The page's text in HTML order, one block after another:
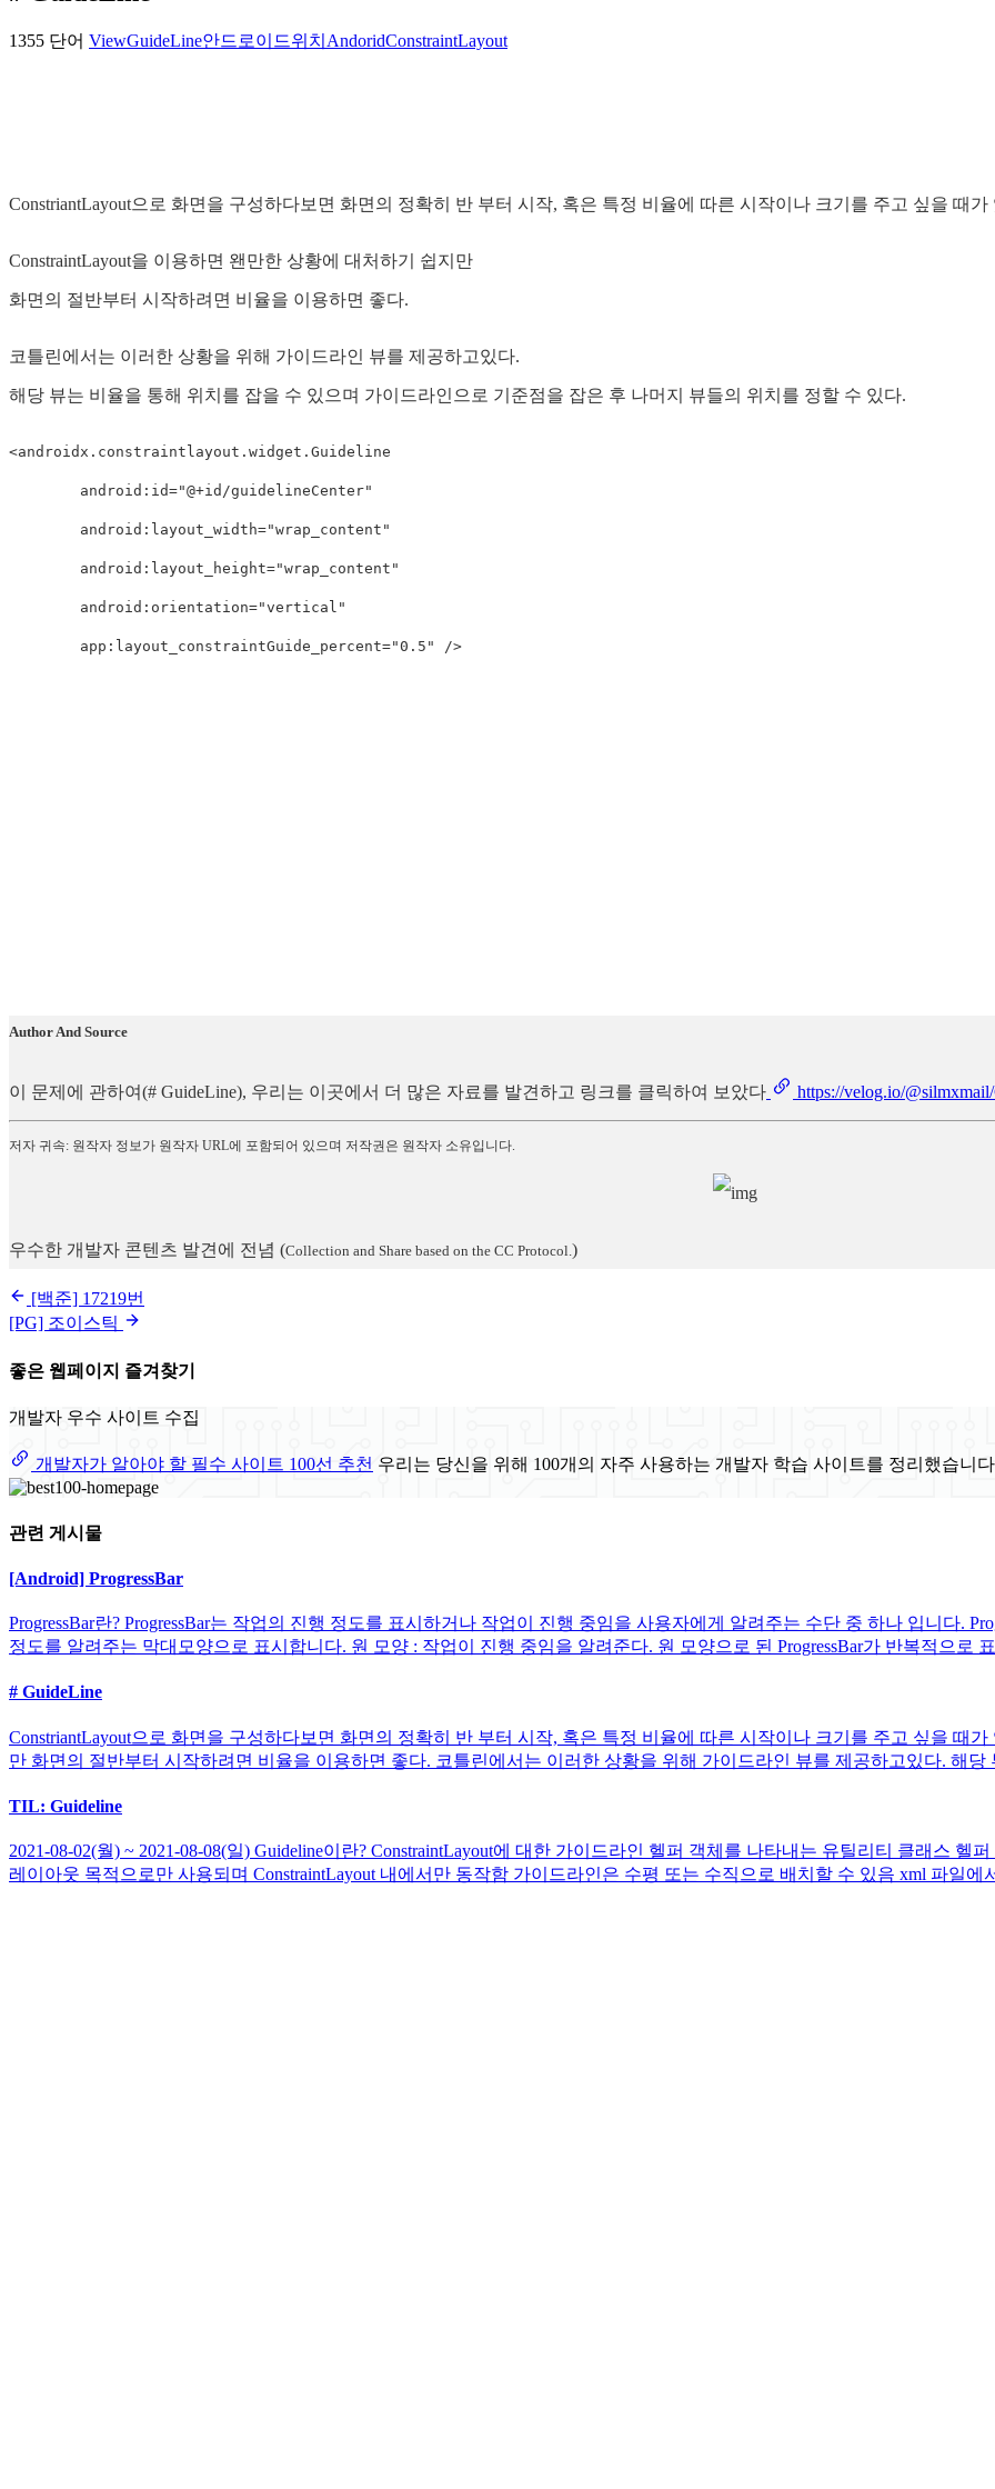
1355 단어 ViewGuideLine안드로이드위치 AndoridConstraintLayout
ConstriantLayout으로 화면을 구성하다보면 화면의 정확히 반 부터 시작, 혹은 특정 비율에 따른 시작이나 크기를 주고 싶을 때가
ConstraintLayout을 이용하면 왠만한 상황에 대처하기 쉽지만
화면의 절반부터 시작하려면 비율을 이용하면 좋다.
코틀린에서는 이러한 상황을 위해 가이드라인 뷰를 제공하고있다.
해당 뷰는 비율을 통해 위치를 잡을 수 있으며 가이드라인으로 기준점을 잡은 후 나머지 뷰들의 위치를 정할 수 있다.
<androidx . constraintlayout . widget . Guideline
        android
: id="@+id/guidelineCenter"
        android
: layout_width="wrap_content"
        android
: layout_height="wrap_content"
        android
: orientation="vertical"
        app
: layout_constraintGuide_percent="0.5" />
Author And Source
이 문제에 관하여(# GuideLine), 우리는 이곳에서 더 많은 자료를 발견하고 링크를 클릭하여 보았다 https://velog.io/
저자 귀속: 원작자 정보가 원작자 URL에 포함되어 있으며 저작권은 원작자 소유입니다.
우수한 개발자 콘텐츠 발견에 전념 (Collection and Share based on the CC Protocol.)
[백준] 17219번
[PG] 조이스틱
좋은 웹페이지 즐겨찾기
개발자 우수 사이트 수집
개발자가 알아야 할 필수 사이트 100선 추천 우리는 당신을 위해 100개의 자주 사용하는 개발자 학습 사이트를 정리했습니다
관련 게시물
[Android] ProgressBar
ProgressBar란? ProgressBar는 작업의 진행 정도를 표시하거나 작업이 진행 중임을 사용자에게 알려주는 수단 중 하나 입니다.
정도를 알려주는 막대모양으로 표시합니다. 원 모양 : 작업이 진행 중임을 알려준다. 원 모양으로 된 ProgressBar가 반복적으로
# GuideLine
ConstriantLayout으로 화면을 구성하다보면 화면의 정확히 반 부터 시작, 혹은 특정 비율에 따른 시작이나 크기를 주고 싶을 때
만 화면의 절반부터 시작하려면 비율을 이용하면 좋다. 코틀린에서는 이러한 상황을 위해 가이드라인 뷰를 제공하고있다. 해
TIL: Guideline
2021-08-02(월) ~ 2021-08-08(일) Guideline이란? ConstraintLayout에 대한 가이드라인 헬퍼 객체를 나타내는 유틸리티 클래스
레이아웃 목적으로만 사용되며 ConstraintLayout 내에서만 동작함 가이드라인은 수평 또는 수직으로 배치할 수 있음 xml 파일에